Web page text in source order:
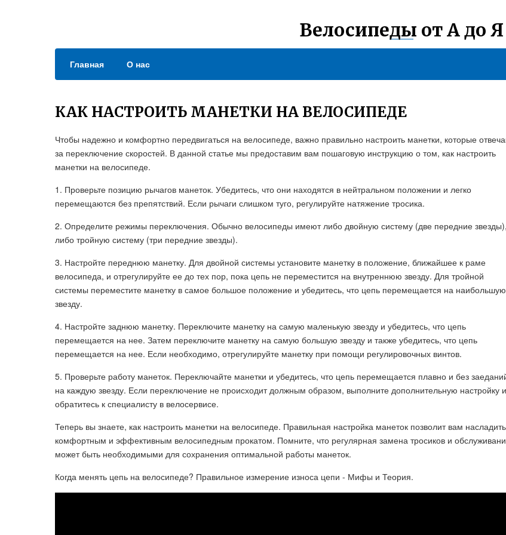
Велосипеды от А до Я
Главная О нас
КАК НАСТРОИТЬ МАНЕТКИ НА ВЕЛОСИПЕДЕ
Чтобы надежно и комфортно передвигаться на велосипеде, важно правильно настроить манетки, которые
за переключение скоростей. В данной статье мы предоставим вам пошаговую инструкцию о том, как настроить
манетки на велосипеде.
1. Проверьте позицию рычагов манеток. Убедитесь, что они находятся в нейтральном положении и легко
перемещаются без препятствий. Если рычаги слишком туго, регулируйте натяжение тросика.
2. Определите режимы переключения. Обычно велосипеды имеют либо двойную систему (две передние звезды),
либо тройную систему (три передние звезды).
3. Настройте переднюю манетку. Для двойной системы установите манетку в положение, ближайшее к раме
велосипеда, и отрегулируйте ее до тех пор, пока цепь не переместится на внутреннюю звезду. Для тройной
системы переместите манетку в самое большое положение и убедитесь, что цепь перемещается на наибольшую
звезду.
4. Настройте заднюю манетку. Переключите манетку на самую маленькую звезду и убедитесь, что цепь
перемещается на нее. Затем переключите манетку на самую большую звезду и также убедитесь, что цепь
перемещается на нее. Если необходимо, отрегулируйте манетку при помощи регулировочных винтов.
5. Проверьте работу манеток. Переключайте манетки и убедитесь, что цепь перемещается плавно и без
на каждую звезду. Если переключение не происходит должным образом, выполните дополнительную настройку
обратитесь к специалисту в велосервисе.
Теперь вы знаете, как настроить манетки на велосипеде. Правильная настройка манеток позволит вам
комфортным и эффективным велосипедным прокатом. Помните, что регулярная замена тросиков и
может быть необходимыми для сохранения оптимальной работы манеток.
Когда менять цепь на велосипеде? Правильное измерение износа цепи - Мифы и Теория.